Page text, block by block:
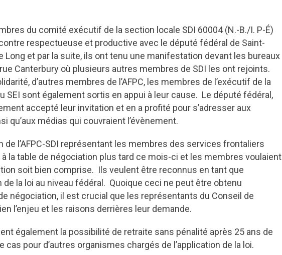
du comité exécutif de la section locale SDI 60004 (N.-B./I. P-É)
respectueuse et productive avec le député fédéral de Saint-
Long et par la suite, ils ont tenu une manifestation devant les bureaux
rue Canterbury où plusieurs autres membres de SDI les ont rejoints.
d’autres membres de l’AFPC, les membres de l’exécutif de la
SEI sont également sortis en appui à leur cause. Le député fédéral,
accepté leur invitation et en a profité pour s’adresser aux
qu’aux médias qui couvraient l’évènement.
de l’AFPC-SDI représentant les membres des services frontaliers
à la table de négociation plus tard ce mois-ci et les membres voulaient
soit bien comprise. Ils veulent être reconnus en tant que
de la loi au niveau fédéral. Quoique ceci ne peut être obtenu
négociation, il est crucial que les représentants du Conseil de
l’enjeu et les raisons derrières leur demande.
également la possibilité de retraite sans pénalité après 25 ans de
cas pour d’autres organismes chargés de l’application de la loi.